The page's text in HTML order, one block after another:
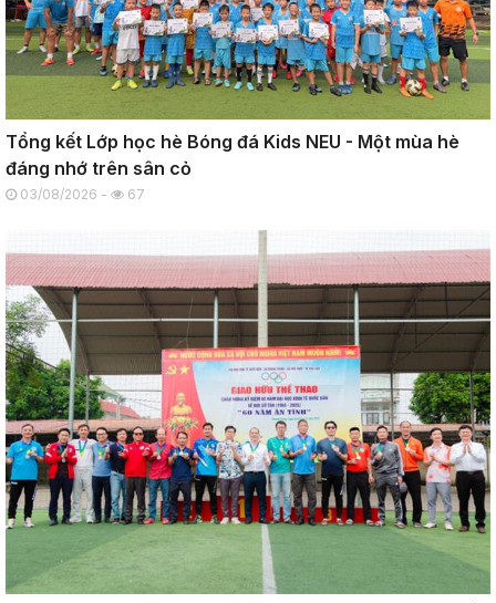
Tổng kết Lớp học hè Bóng đá Kids NEU - Một mùa hè
đáng nhớ trên sân cỏ
03/08/2026 - 67